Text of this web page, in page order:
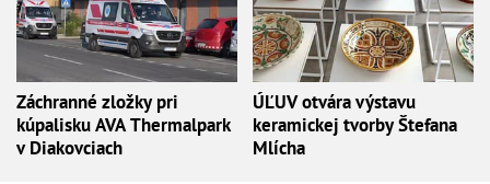
Záchranné zložky pri
kúpalisku AVA Thermalpark
v Diakovciach
ÚĽUV otvára výstavu
keramickej tvorby Štefana
Mlícha